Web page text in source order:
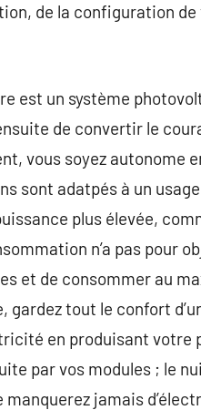
de la configuration
est un système
de convertir le
vous soyez autonome
sont adatpés à un
plus élevée,
n’a pas pour
et de consommer au
gardez tout le confort
en produisant votre
par vos modules ; le
manquerez jamais